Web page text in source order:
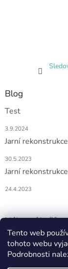
Tento web
tohoto webu
Podrobnosti
Blog
Test
3.9.2024
Jarní
30.5.2023
Jarní
24.4.2023
Nákupní košík